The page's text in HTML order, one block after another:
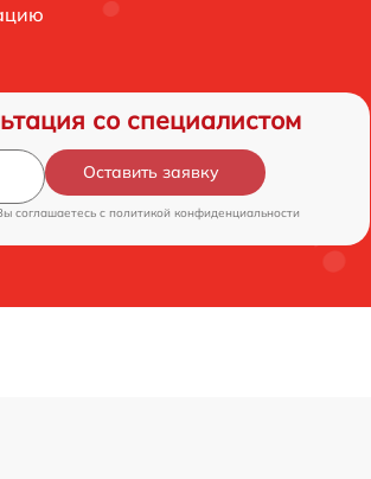
со специалистом
Оставить заявку
соглашаетесь c политикой конфиденциальности